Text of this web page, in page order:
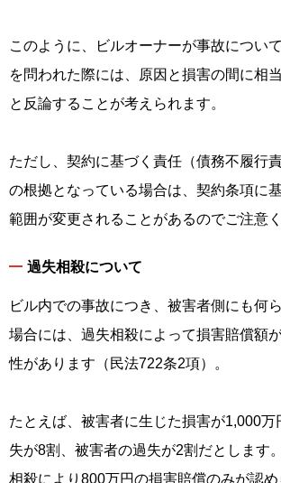
このように、ビルオーナーが事故につい
を問われた際には、原因と損害の間に相
と反論することが考えられます。
ただし、契約に基づく責任（債務不履行
の根拠となっている場合は、契約条項に
範囲が変更されることがあるのでご注意く
過失相殺について
ビル内での事故につき、被害者側にも何
場合には、過失相殺によって損害賠償額
性があります（民法722条2項）。
たとえば、被害者に生じた損害が1,000万
失が8割、被害者の過失が2割だとします
相殺により800万円の損害賠償のみが認